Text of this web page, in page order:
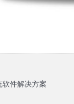
件解决方案